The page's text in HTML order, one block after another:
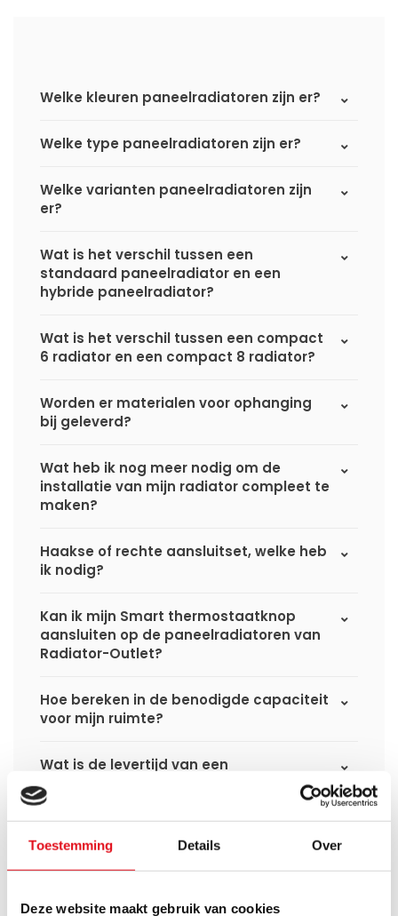
Toestemming Details Over
Deze website maakt gebruik van cookies
Welke kleuren paneelradiatoren zijn er?
Welke type paneelradiatoren zijn er?
Welke varianten paneelradiatoren zijn
er?
Wat is het verschil tussen een
standaard paneelradiator en een
hybride paneelradiator?
Wat is het verschil tussen een compact
6 radiator en een compact 8 radiator?
Worden er materialen voor ophanging
bij geleverd?
Wat heb ik nog meer nodig om de
installatie van mijn radiator compleet te
maken?
Haakse of rechte aansluitset, welke heb
ik nodig?
Kan ik mijn Smart thermostaatknop
aansluiten op de paneelradiatoren van
Radiator-Outlet?
Hoe bereken in de benodigde capaciteit
voor mijn ruimte?
Wat is de levertijd van een
paneelradiator en wanneer ontvang ik
deze als ik een bestelling plaats?
Ik heb een (hybride) warmtepomp
installatie, kan ik alle radiatoren